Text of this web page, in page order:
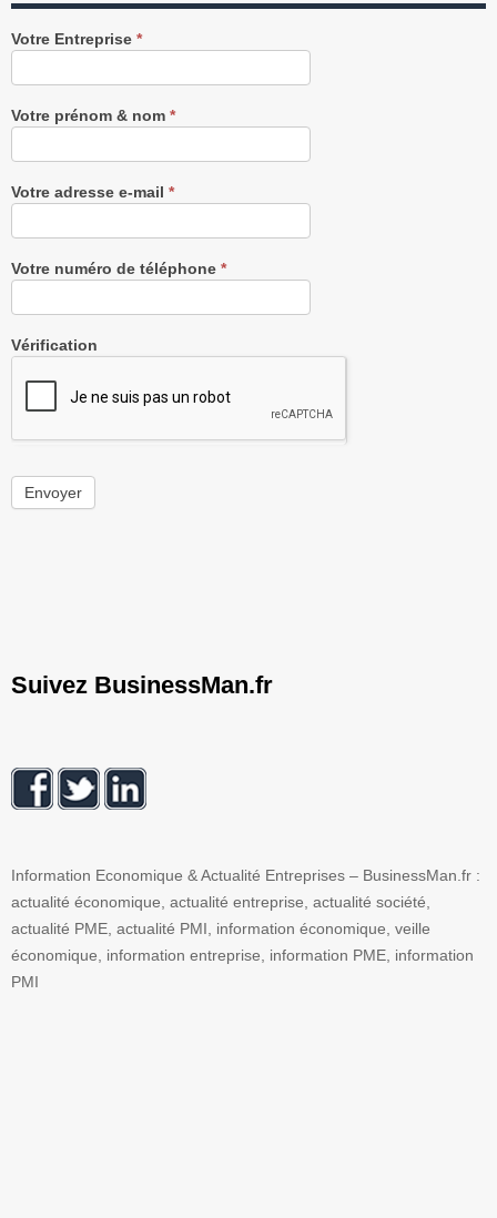
Recevez
notre
gratuitement
Votre Entreprise *
Votre prénom & nom *
Votre adresse e-mail *
Votre numéro de téléphone *
Vérification
Envoyer
Suivez BusinessMan.fr
Information Economique & Actualité Entreprises – BusinessMan.fr :
actualité économique, actualité entreprise, actualité société,
actualité PME, actualité PMI, information économique, veille
économique, information entreprise, information PME, information
PMI